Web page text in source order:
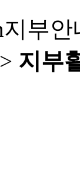
지부안
지부